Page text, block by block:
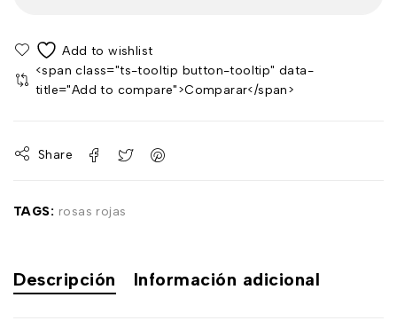
<span class="ts-tooltip button-tooltip" data-
title="Add to compare">Comparar</span>
Share
TAGS: rosas rojas
Descripción Información adicional